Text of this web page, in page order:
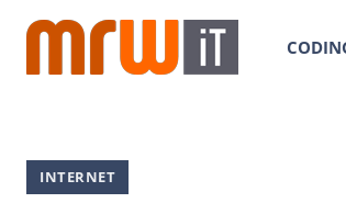
INTERNET